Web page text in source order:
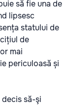
să fie una de
lipsesc
statului de
de
mai
periculoasă și
să-şi